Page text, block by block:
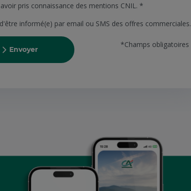
pris connaissance des mentions CNIL. *
informé(e) par email ou SMS des offres commerciales.
Envoyer
*Champs obligatoires